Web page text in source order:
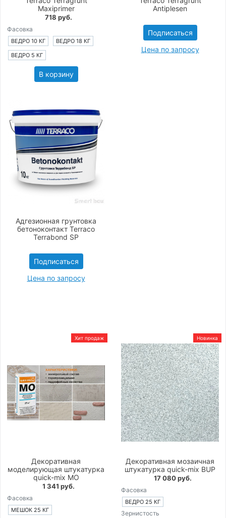
Maxiprimer
718 руб.
Фасовка
ВЕДРО 10 КГ
ВЕДРО 18 КГ
ВЕДРО 5 КГ
В корзину
Antiplesen
Подписаться
Цена по запросу
Адгезионная грунтовка
бетоноконтакт Terraco
Terrabond SP
Подписаться
Цена по запросу
Хит продаж
Декоративная
моделирующая штукатурка
quick-mix MO
1 341 руб.
Фасовка
МЕШОК 25 КГ
Новинка
Декоративная мозаичная
штукатурка quick-mix BUP
17 080 руб.
Фасовка
ВЕДРО 25 КГ
Зернистость